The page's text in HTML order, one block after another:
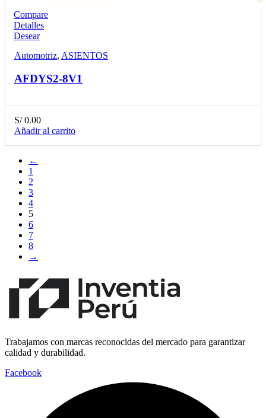
Compare
Detalles
Desear
Automotriz, ASIENTOS
AFDYS2-8V1
S/0.00
Añadir al carrito
←
1
2
3
4
5
6
7
8
→
Trabajamos con marcas reconocidas del mercado para garantizar
calidad y durabilidad.
Facebook